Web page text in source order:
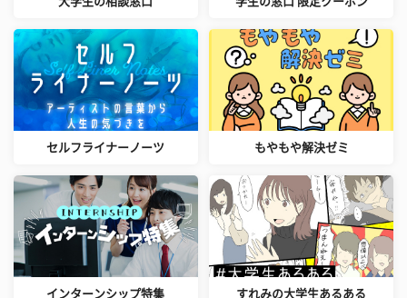
セルフライナーノーツ もやもや解決ゼミ
インターンシップ特集 すれみの大学生あるある